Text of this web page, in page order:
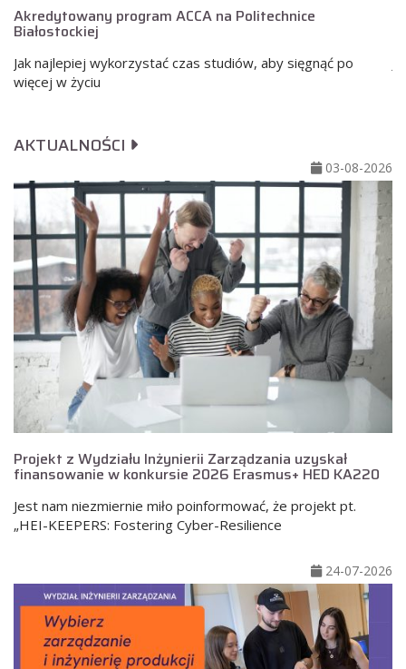
Akredytowany program ACCA na Politechnice
Białostockiej
Jak najlepiej wykorzystać czas studiów, aby sięgnąć po
więcej w życiu
AKTUALNOŚCI
03-08-2026
Projekt z Wydziału Inżynierii Zarządzania uzyskał
finansowanie w konkursie 2026 Erasmus+ HED KA220
Jest nam niezmiernie miło poinformować, że projekt pt.
„HEI-KEEPERS: Fostering Cyber-Resilience
24-07-2026